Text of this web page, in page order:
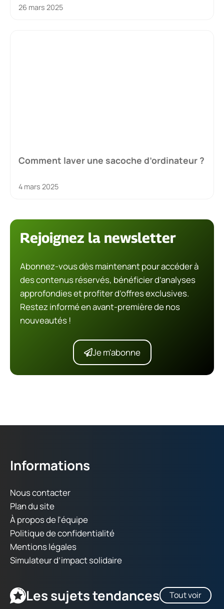
26 mars 2025
Comment laver une sacoche d’ordinateur ?
4 mars 2025
Rejoignez la newsletter
Abonnez-vous dès maintenant pour accéder à
des contenus réservés, bénéficier d’analyses
approfondies et profiter d’offres exclusives.
Restez informé en avant-première de nos
nouveautés !
Je m'abonne
Informations
Nous contacter
Plan du site
À propos de l'équipe
Politique de confidentialité
Mentions légales
Simulateur d’impact solidaire
Les sujets tendances Tout voir